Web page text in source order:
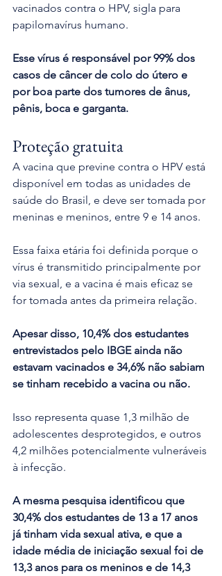
vacinados contra o HPV, sigla para
papilomavírus humano.
Esse vírus é responsável por 99% dos
casos de câncer de colo do útero e
por boa parte dos tumores de ânus,
pênis, boca e garganta.
Proteção gratuita
A vacina que previne contra o HPV está
disponível em todas as unidades de
saúde do Brasil, e deve ser tomada por
meninas e meninos, entre 9 e 14 anos.
Essa faixa etária foi definida porque o
vírus é transmitido principalmente por
via sexual, e a vacina é mais eficaz se
for tomada antes da primeira relação.
Apesar disso, 10,4% dos estudantes
entrevistados pelo IBGE ainda não
estavam vacinados e 34,6% não sabiam
se tinham recebido a vacina ou não.
Isso representa quase 1,3 milhão de
adolescentes desprotegidos, e outros
4,2 milhões potencialmente vulneráveis
à infecção.
A mesma pesquisa identificou que
30,4% dos estudantes de 13 a 17 anos
já tinham vida sexual ativa, e que a
idade média de iniciação sexual foi de
13,3 anos para os meninos e de 14,3